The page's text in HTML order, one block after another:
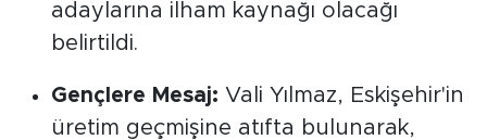
adaylarına ilham kaynağı olacağı
belirtildi.
Gençlere Mesaj: Vali Yılmaz, Eskişehir'in
üretim geçmişine atıfta bulunarak,